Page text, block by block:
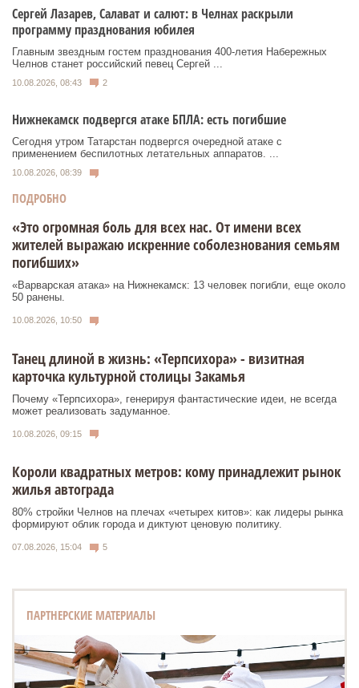
Сергей Лазарев, Салават и салют: в Челнах раскрыли
программу празднования юбилея
Главным звездным гостем празднования 400-летия Набережных
Челнов станет российский певец Сергей ...
10.08.2026, 08:43 2
Нижнекамск подвергся атаке БПЛА: есть погибшие
Сегодня утром Татарстан подвергся очередной атаке с
применением беспилотных летательных аппаратов. ...
10.08.2026, 08:39
ПОДРОБНО
«Это огромная боль для всех нас. От имени всех
жителей выражаю искренние соболезнования семьям
погибших»
«Варварская атака» на Нижнекамск: 13 человек погибли, еще около
50 ранены.
10.08.2026, 10:50
Танец длиной в жизнь: «Терпсихора» - визитная
карточка культурной столицы Закамья
Почему «Терпсихора», генерируя фантастические идеи, не всегда
может реализовать задуманное.
10.08.2026, 09:15
Короли квадратных метров: кому принадлежит рынок
жилья автограда
80% стройки Челнов на плечах «четырех китов»: как лидеры рынка
формируют облик города и диктуют ценовую политику.
07.08.2026, 15:04 5
ПАРТНЕРСКИЕ МАТЕРИАЛЫ